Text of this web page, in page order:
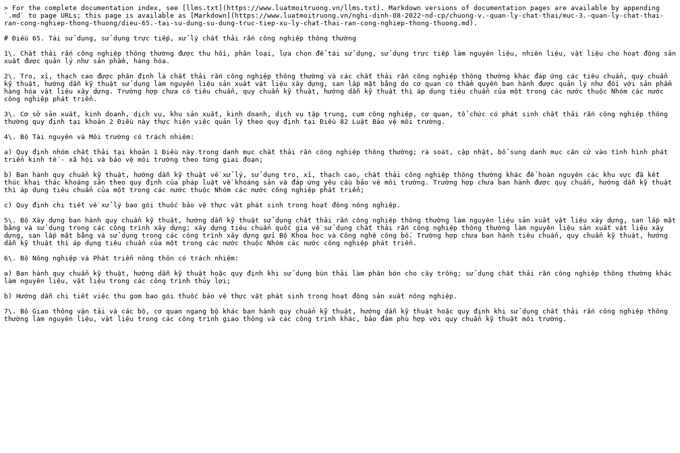
> For the complete documentation index, see [llms.txt](https://www.luatmoitruong.vn/llms.txt). Markdown versions of documentation pages are available by appending
`.md` to page URLs; this page is available as [Markdown](https://www.luatmoitruong.vn/nghi-dinh-08-2022-nd-cp/chuong-v.-quan-ly-chat-thai/muc-3.-quan-ly-chat-thai-
ran-cong-nghiep-thong-thuong/dieu-65.-tai-su-dung-su-dung-truc-tiep-xu-ly-chat-thai-ran-cong-nghiep-thong-thuong.md).
# Điều 65. Tái sử dụng, sử dụng trực tiếp, xử lý chất thải rắn công nghiệp thông thường
1\. Chất thải rắn công nghiệp thông thường được thu hồi, phân loại, lựa chọn để tái sử dụng, sử dụng trực tiếp làm nguyên liệu, nhiên liệu, vật liệu cho hoạt động sản
xuất được quản lý như sản phẩm, hàng hóa.
2\. Tro, xỉ, thạch cao được phân định là chất thải rắn công nghiệp thông thường và các chất thải rắn công nghiệp thông thường khác đáp ứng các tiêu chuẩn, quy chuẩn
kỹ thuật, hướng dẫn kỹ thuật sử dụng làm nguyên liệu sản xuất vật liệu xây dựng, san lấp mặt bằng do cơ quan có thẩm quyền ban hành được quản lý như đối với sản phẩm
hàng hóa vật liệu xây dựng. Trường hợp chưa có tiêu chuẩn, quy chuẩn kỹ thuật, hướng dẫn kỹ thuật thì áp dụng tiêu chuẩn của một trong các nước thuộc Nhóm các nước
công nghiệp phát triển.
3\. Cơ sở sản xuất, kinh doanh, dịch vụ, khu sản xuất, kinh doanh, dịch vụ tập trung, cụm công nghiệp, cơ quan, tổ chức có phát sinh chất thải rắn công nghiệp thông
thường quy định tại khoản 2 Điều này thực hiện việc quản lý theo quy định tại Điều 82 Luật Bảo vệ môi trường.
4\. Bộ Tài nguyên và Môi trường có trách nhiệm:
a) Quy định nhóm chất thải tại khoản 1 Điều này trong danh mục chất thải rắn công nghiệp thông thường; rà soát, cập nhật, bổ sung danh mục căn cứ vào tình hình phát
triển kinh tế - xã hội và bảo vệ môi trường theo từng giai đoạn;
b) Ban hành quy chuẩn kỹ thuật, hướng dẫn kỹ thuật về xử lý, sử dụng tro, xỉ, thạch cao, chất thải công nghiệp thông thường khác để hoàn nguyên các khu vực đã kết
thúc khai thác khoáng sản theo quy định của pháp luật về khoáng sản và đáp ứng yêu cầu bảo vệ môi trường. Trường hợp chưa ban hành được quy chuẩn, hướng dẫn kỹ thuật
thì áp dụng tiêu chuẩn của một trong các nước thuộc Nhóm các nước công nghiệp phát triển;
c) Quy định chi tiết về xử lý bao gói thuốc bảo vệ thực vật phát sinh trong hoạt động nông nghiệp.
5\. Bộ Xây dựng ban hành quy chuẩn kỹ thuật, hướng dẫn kỹ thuật sử dụng chất thải rắn công nghiệp thông thường làm nguyên liệu sản xuất vật liệu xây dựng, san lấp mặt
bằng và sử dụng trong các công trình xây dựng; xây dựng tiêu chuẩn quốc gia về sử dụng chất thải rắn công nghiệp thông thường làm nguyên liệu sản xuất vật liệu xây
dựng, san lấp mặt bằng và sử dụng trong các công trình xây dựng gửi Bộ Khoa học và Công nghệ công bố. Trường hợp chưa ban hành tiêu chuẩn, quy chuẩn kỹ thuật, hướng
dẫn kỹ thuật thì áp dụng tiêu chuẩn của một trong các nước thuộc Nhóm các nước công nghiệp phát triển.
6\. Bộ Nông nghiệp và Phát triển nông thôn có trách nhiệm:
a) Ban hành quy chuẩn kỹ thuật, hướng dẫn kỹ thuật hoặc quy định khi sử dụng bùn thải làm phân bón cho cây trồng; sử dụng chất thải rắn công nghiệp thông thường khác
làm nguyên liệu, vật liệu trong các công trình thủy lợi;
b) Hướng dẫn chi tiết việc thu gom bao gói thuốc bảo vệ thực vật phát sinh trong hoạt động sản xuất nông nghiệp.
7\. Bộ Giao thông vận tải và các bộ, cơ quan ngang bộ khác ban hành quy chuẩn kỹ thuật, hướng dẫn kỹ thuật hoặc quy định khi sử dụng chất thải rắn công nghiệp thông